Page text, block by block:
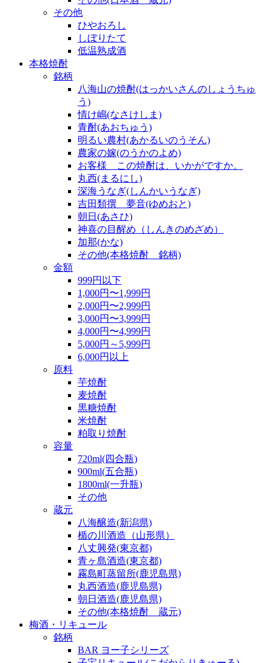
その他
ひやおろし
しぼりたて
低温熟成酒
本格焼酎
銘柄
八海山の焼酎(はっかいさんのしょうちゅ
う)
情け嶋(なさけしま)
青酎(あおちゅう)
明るい農村(あかるいのうそん)
農家の嫁(のうかのよめ)
お客様 この焼酎は、いかがですか。
丸西(まるにし)
深海うなぎ(しんかいうなぎ)
吉田類撰 夢音(ゆめおと)
朝日(あさひ)
神喜の目醒め（しんきのめざめ）
加那(かな)
その他(本格焼酎 銘柄)
金額
999円以下
1,000円〜1,999円
2,000円〜2,999円
3,000円〜3,999円
4,000円〜4,999円
5,000円～5,999円
6,000円以上
原料
芋焼酎
麦焼酎
黒糖焼酎
米焼酎
粕取り焼酎
容量
720ml(四合瓶)
900ml(五合瓶)
1800ml(一升瓶)
その他
蔵元
八海醸造(新潟県)
楯の川酒造（山形県）
八丈興発(東京都)
青ヶ島酒造(東京都)
霧島町蒸留所(鹿児島県)
丸西酒造(鹿児島県)
朝日酒造(鹿児島県)
その他(本格焼酎 蔵元)
梅酒・リキュール
銘柄
BAR ヨー子シリーズ